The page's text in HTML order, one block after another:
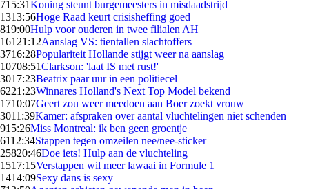
715:31Koning steunt burgemeesters in misdaadstrijd
1313:56Hoge Raad keurt crisisheffing goed
819:00Hulp voor ouderen in twee filialen AH
161 21:12Aanslag VS: tientallen slachtoffers
3716:28Populariteit Hollande stijgt weer na aanslag
10708:51Clarkson: 'laat IS met rust!'
3017:23Beatrix paar uur in een politiecel
6221:23Winnares Holland's Next Top Model bekend
1710:07Geert zou weer meedoen aan Boer zoekt vrouw
3011:39Kamer: afspraken over aantal vluchtelingen niet schenden
915:26Miss Montreal: ik ben geen groentje
6112:34Stappen tegen omzeilen nee/nee-sticker
25820:46Doe iets! Hulp aan de vluchteling
1517:15Verstappen wil meer lawaai in Formule 1
1414:09Sexy dans is sexy